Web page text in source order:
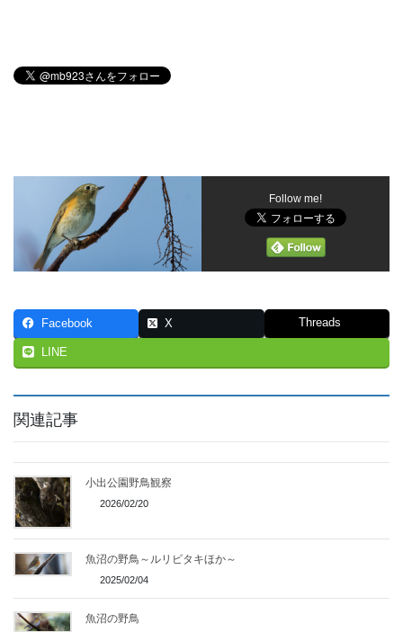
Follow me!
Facebook X Threads
LINE
関連記事
小出公園野鳥観察
2026/02/20
魚沼の野鳥～ルリビタキほか～
2025/02/04
魚沼の野鳥